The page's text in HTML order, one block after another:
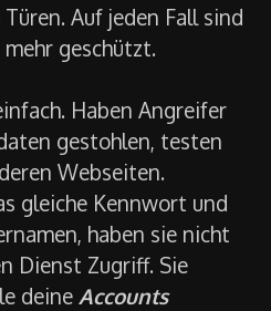
ist. Du öffnest damit
Auf jeden Fall sind
Haben Angreifer
gestohlen, testen
Webseiten.
gleiche Kennwort und
haben sie nicht
Dienst Zugriff. Sie